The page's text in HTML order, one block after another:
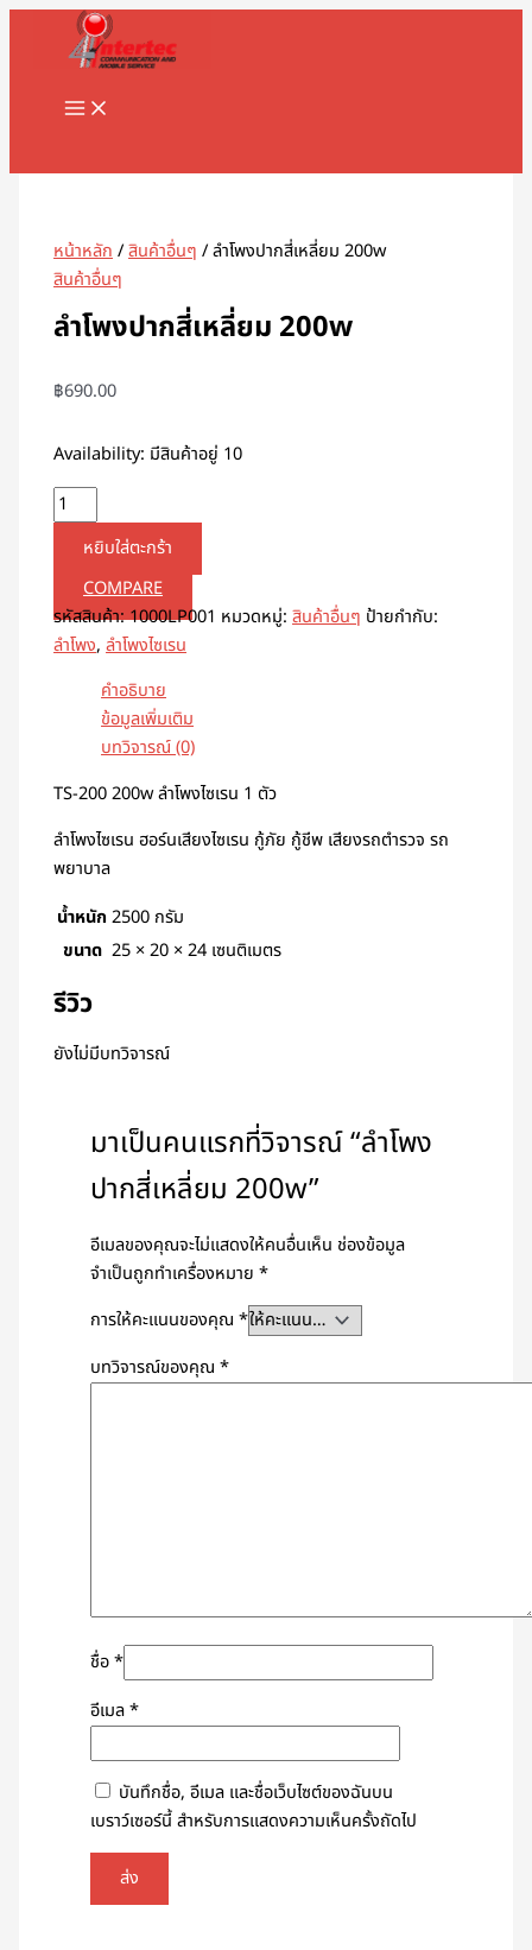
Skip
MAIN
MENU
หน้าหลัก/สินค้าอื่นๆ / ลำโพงปากสี่เหลี่ยม 200w
สินค้าอื่นๆ
ลำโพงปากสี่เหลี่ยม 200w
฿690.00
Availability: มีสินค้าอยู่ 10
จำนวน
ลำโพง
ปาก
สี่เหลี่ยม
หยิบใส่ตะกร้า
COMPARE
รหัสสินค้า:1000LP001 หมวดหมู่:สินค้าอื่นๆ ป้ายกำกับ:
ลำโพง,ลำโพงไซเรน
คำอธิบาย
ข้อมูลเพิ่มเติม
บทวิจารณ์ (0)
TS-200 200w ลำโพงไซเรน 1 ตัว
ลำโพงไซเรน ฮอร์นเสียงไซเรน กู้ภัย กู้ชีพ เสียงรถตำรวจ รถ
พยาบาล
น้ำหนัก 2500 กรัม
ขนาด 25 × 20 × 24 เซนติเมตร
รีวิว
ยังไม่มีบทวิจารณ์
มาเป็นคนแรกที่วิจารณ์ “ลำโพง
ปากสี่เหลี่ยม 200w”
อีเมลของคุณจะไม่แสดงให้คนอื่นเห็น ช่องข้อมูล
จำเป็นถูกทำเครื่องหมาย*
การให้คะแนนของคุณ*
บทวิจารณ์ของคุณ*
ชื่อ*
อีเมล*
บันทึกชื่อ, อีเมล และชื่อเว็บไซต์ของฉันบน
เบราว์เซอร์นี้ สำหรับการแสดงความเห็นครั้งถัดไป